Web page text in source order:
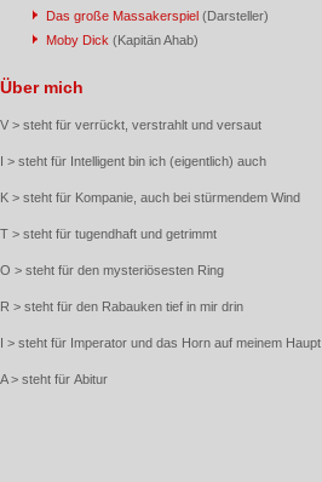
Das große Massakerspiel (Darsteller)
Moby Dick (Kapitän Ahab)
Über mich
V > steht für verrückt, verstrahlt und versaut
I > steht für Intelligent bin ich (eigentlich) auch
K > steht für Kompanie, auch bei stürmendem Wind
T > steht für tugendhaft und getrimmt
O > steht für den mysteriösesten Ring
R > steht für den Rabauken tief in mir drin
I > steht für Imperator und das Horn auf meinem Haupt
A > steht für Abitur